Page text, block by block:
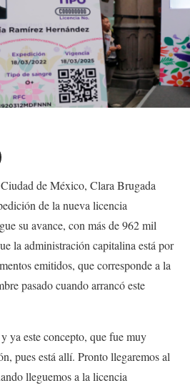
de México, Clara Brugada
de la nueva licencia
su avance, con más de 962 mil
la administración capitalina está por
emitidos, que corresponde a la
pasado cuando arrancó este
ya este concepto, que fue muy
pues está allí. Pronto llegaremos al
lleguemos a la licencia